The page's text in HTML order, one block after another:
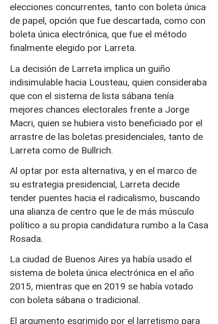
elecciones concurrentes, tanto con boleta única
de papel, opción que fue descartada, como con
boleta única electrónica, que fue el método
finalmente elegido por Larreta.
La decisión de Larreta implica un guiño
indisimulable hacia Lousteau, quien consideraba
que con el sistema de lista sábana tenía
mejores chances electorales frente a Jorge
Macri, quien se hubiera visto beneficiado por el
arrastre de las boletas presidenciales, tanto de
Larreta como de Bullrich.
Al optar por esta alternativa, y en el marco de
su estrategia presidencial, Larreta decide
tender puentes hacia el radicalismo, buscando
una alianza de centro que le de más músculo
político a su propia candidatura rumbo a la Casa
Rosada.
La ciudad de Buenos Aires ya había usado el
sistema de boleta única electrónica en el año
2015, mientras que en 2019 se había votado
con boleta sábana o tradicional.
El argumento esgrimido por el larretismo para